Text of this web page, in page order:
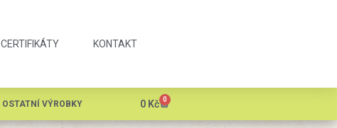
CERTIFIKÁTY KONTAKT
OSTATNÍ VÝROBKY 0 Kč 0